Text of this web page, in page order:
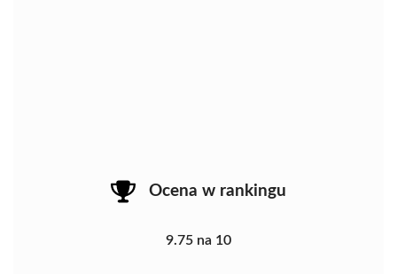
Ocena w rankingu
9.75 na 10